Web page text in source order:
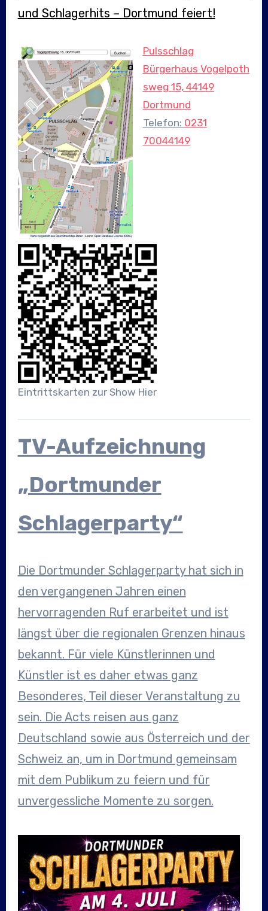
und Schlagerhits – Dortmund feiert!
Pulsschlag
Bürgerhaus Vogelpoth
sweg 15, 44149
Dortmund
Telefon: 0231
70044149
Eintrittskarten zur Show Hier
TV-Aufzeichnung
„Dortmunder
Schlagerparty“
Die Dortmunder Schlagerparty hat sich in
den vergangenen Jahren einen
hervorragenden Ruf erarbeitet und ist
längst über die regionalen Grenzen hinaus
bekannt. Für viele Künstlerinnen und
Künstler ist es daher etwas ganz
Besonderes, Teil dieser Veranstaltung zu
sein. Die Acts reisen aus ganz
Deutschland sowie aus Österreich und der
Schweiz an, um in Dortmund gemeinsam
mit dem Publikum zu feiern und für
unvergessliche Momente zu sorgen.